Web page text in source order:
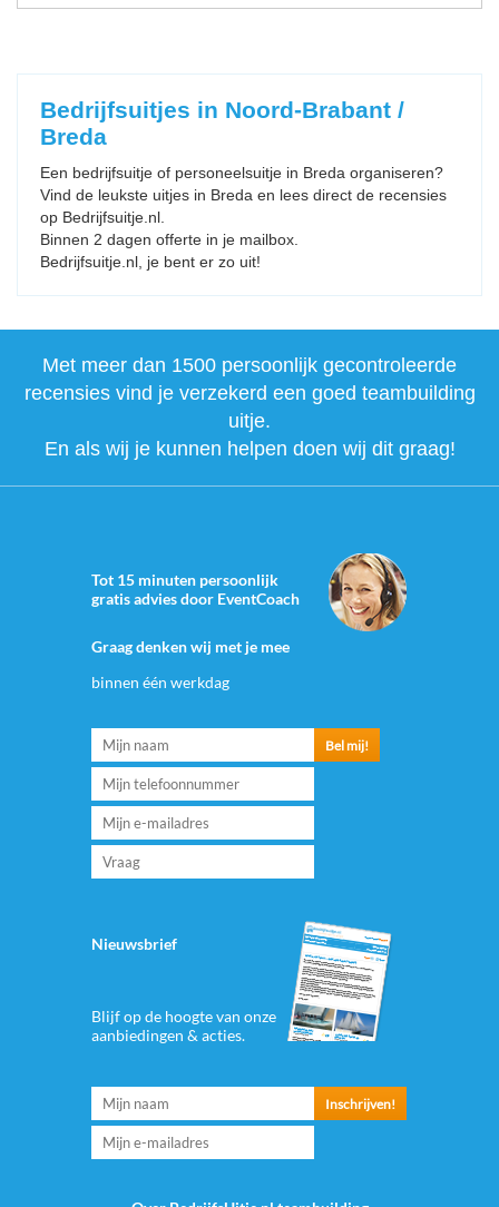
Bedrijfsuitjes in Noord-Brabant /
Breda
Een bedrijfsuitje of personeelsuitje in Breda organiseren?
Vind de leukste uitjes in Breda en lees direct de recensies
op Bedrijfsuitje.nl.
Binnen 2 dagen offerte in je mailbox.
Bedrijfsuitje.nl, je bent er zo uit!
Met meer dan 1500 persoonlijk gecontroleerde
recensies vind je verzekerd een goed teambuilding
uitje.
En als wij je kunnen helpen doen wij dit graag!
Tot 15 minuten persoonlijk
gratis advies door EventCoach
Graag denken wij met je mee
binnen één werkdag
Nieuwsbrief
Blijf op de hoogte van onze
aanbiedingen & acties.